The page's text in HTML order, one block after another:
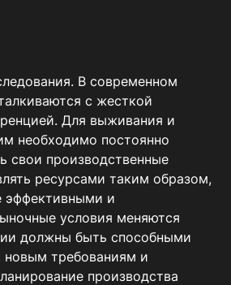
В современном
с жесткой
Для выживания и
необходимо постоянно
свои производственные
ресурсами таким образом,
эффективными и
условия меняются
должны быть способными
новым требованиям и
производства